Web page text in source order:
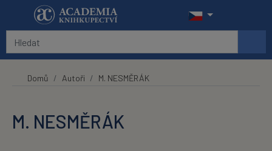
Přeskočit na hlavní obsah
Domů Autoři M. NESMĚRÁK
M. NESMĚRÁK